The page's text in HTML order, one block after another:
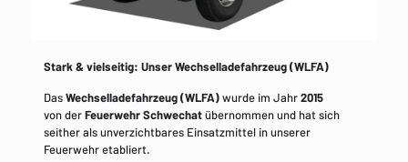
Stark & vielseitig: Unser Wechselladefahrzeug (WLFA)
DasWechselladefahrzeug (WLFA)wurde im Jahr2015
von derFeuerwehr Schwechatübernommen und hat sich
seither als unverzichtbares Einsatzmittel in unserer
Feuerwehr etabliert.